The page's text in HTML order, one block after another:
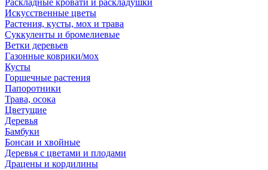
Раскладные кровати и раскладушки
Искусственные цветы
Растения, кусты, мох и трава
Суккуленты и бромелиевые
Ветки деревьев
Газонные коврики/мох
Кусты
Горшечные растения
Папоротники
Трава, осока
Цветущие
Деревья
Бамбуки
Бонсаи и хвойные
Деревья с цветами и плодами
Драцены и кордилины